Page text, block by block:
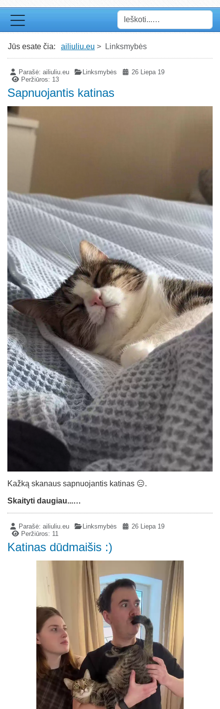
Paieška
Jūs esate čia: ailiuliu.eu Linksmybės
Parašė:ailiuliu.eu Linksmybės
26 Liepa 19
Peržiūros: 13
Sapnuojantis katinas
Kažką skanaus sapnuojantis katinas 😑.
Skaityti daugiau...…
Parašė:ailiuliu.eu Linksmybės
26 Liepa 19
Peržiūros: 11
Katinas dūdmaišis :)